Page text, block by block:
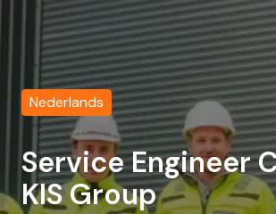
Nederlands
Service Engineer
KIS Group